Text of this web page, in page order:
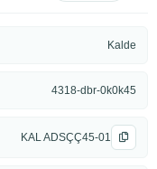
Kalde
4318-dbr-0k0k45
KAL ADSÇÇ45-01